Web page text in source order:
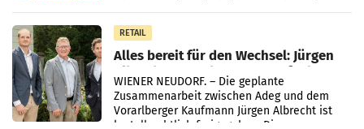
RETAIL
Alles bereit für den Wechsel: Jürgen
Albrecht setzt ab 1.1.2027 auf Adeg
WIENER NEUDORF. – Die geplante
Zusammenarbeit zwischen Adeg und dem
Vorarlberger Kaufmann Jürgen Albrecht ist
kartellrechtlich freigegeben: Die